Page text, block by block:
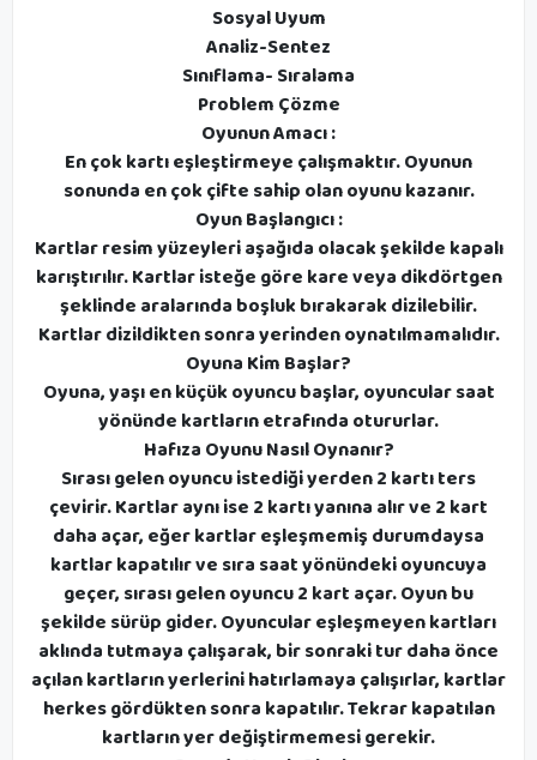
Sosyal Uyum
Analiz-Sentez
Sınıflama- Sıralama
Problem Çözme
Oyunun Amacı :
En çok kartı eşleştirmeye çalışmaktır. Oyunun
sonunda en çok çifte sahip olan oyunu kazanır.
Oyun Başlangıcı :
Kartlar resim yüzeyleri aşağıda olacak şekilde kapalı
karıştırılır. Kartlar isteğe göre kare veya dikdörtgen
şeklinde aralarında boşluk bırakarak dizilebilir.
Kartlar dizildikten sonra yerinden oynatılmamalıdır.
Oyuna Kim Başlar?
Oyuna, yaşı en küçük oyuncu başlar, oyuncular saat
yönünde kartların etrafında otururlar.
Hafıza Oyunu Nasıl Oynanır?
Sırası gelen oyuncu istediği yerden 2 kartı ters
çevirir. Kartlar aynı ise 2 kartı yanına alır ve 2 kart
daha açar, eğer kartlar eşleşmemiş durumdaysa
kartlar kapatılır ve sıra saat yönündeki oyuncuya
geçer, sırası gelen oyuncu 2 kart açar. Oyun bu
şekilde sürüp gider. Oyuncular eşleşmeyen kartları
aklında tutmaya çalışarak, bir sonraki tur daha önce
açılan kartların yerlerini hatırlamaya çalışırlar, kartlar
herkes gördükten sonra kapatılır. Tekrar kapatılan
kartların yer değiştirmemesi gerekir.